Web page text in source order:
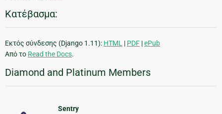
Κατέβασμα:
Εκτός σύνδεσης (Django 1.11): HTML | PDF |ePub
Από το Read the Docs.
Diamond and Platinum Members
Sentry